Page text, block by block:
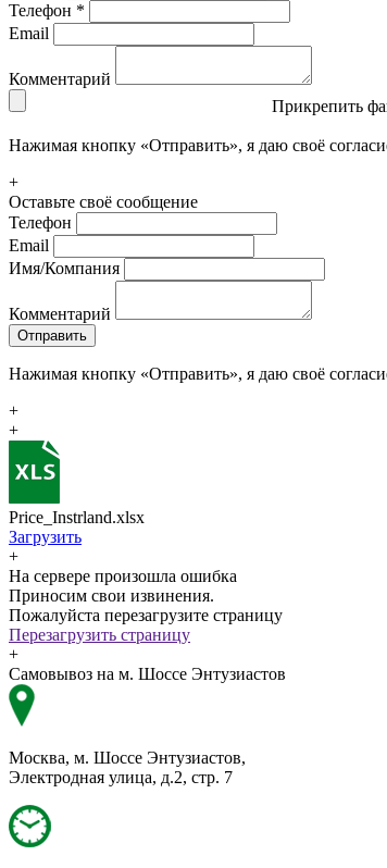
Телефон *
Email
Комментарий
Прикрепить
Нажимая кнопку «Отправить», я даю своё
+
Оставьте своё сообщение
Телефон
Email
Имя/Компания
Комментарий
Отправить
Нажимая кнопку «Отправить», я даю своё
+
+
Price_Instrland.xlsx
Загрузить
+
На сервере произошла ошибка
Приносим свои извинения.
Пожалуйста перезагрузите страницу
Перезагрузить страницу
+
Самовывоз на м. Шоссе Энтузиастов
Москва, м. Шоссе Энтузиастов,
Электродная улица, д.2, стр. 7